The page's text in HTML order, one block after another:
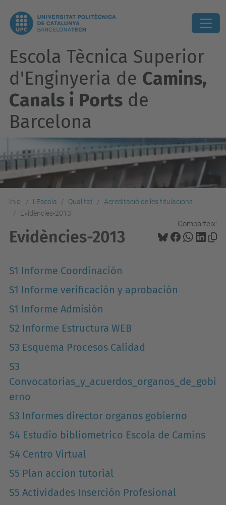
Escola Tècnica Superior
d'Enginyeria de Camins,
Canals i Ports de
Barcelona
Inici L'Escola Qualitat
Acreditació de les titulacions
Evidències-2013
Comparteix:
Evidències-2013
S1 Informe Coordinación
S1 Informe verificación y aprobación
S1 Informe Admisión
S2 Informe Estructura WEB
S3 Esquema Procesos Calidad
S3
Convocatorias_y_acuerdos_organos_de_gobi
erno
S3 Informes director organos gobierno
S4 Estudio bibliometrico Escola de Camins
S4 Centro Virtual
S5 Plan accion tutorial
S5 Actividades Inserción Profesional